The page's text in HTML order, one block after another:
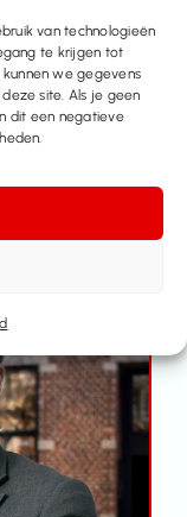
van technologieën
te krijgen tot
we gegevens
site. Als je geen
dit een negatieve